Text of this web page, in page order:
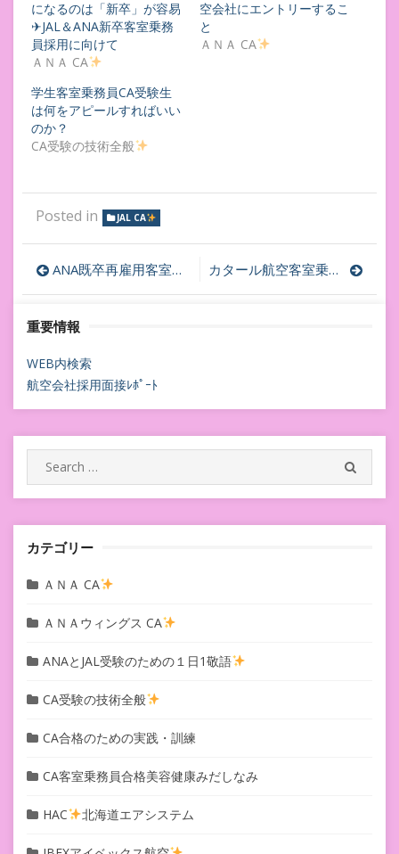
になるのは「新卒」が容易
✈JAL＆ANA新卒客室乗務
員採用に向けて
ＡＮＡ CA
空会社にエントリーするこ
と
ＡＮＡ CA
学生客室乗務員CA受験生
は何をアピールすればいい
のか？
CA受験の技術全般
Posted in JAL CA
投
稿
ナ
ビ
ゲ
ー
シ
ョ
ン
ANA既卒再雇用客室乗務員CA採用面接始まる！ カタール航空客室乗務員CA内定の為の企業情報
重要情報
WEB内検索
航空会社採用面接ﾚﾎﾟｰﾄ
Search
for:
カテゴリー
ＡＮＡ CA
ＡＮＡウィングス CA
ANAとJAL受験のための１日1敬語
CA受験の技術全般
CA合格のための実践・訓練
CA客室乗務員合格美容健康みだしなみ
HAC 北海道エアシステム